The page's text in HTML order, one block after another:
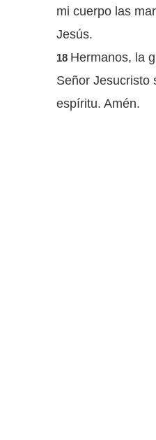
mi cuerpo las
Jesús.
18 Hermanos, la
Señor Jesucristo
espíritu. Amén.